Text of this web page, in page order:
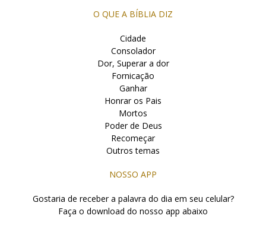
O QUE A BÍBLIA DIZ
Cidade
Consolador
Dor, Superar a dor
Fornicação
Ganhar
Honrar os Pais
Mortos
Poder de Deus
Recomeçar
Outros temas
NOSSO APP
Gostaria de receber a palavra do dia em seu celular?
Faça o download do nosso app abaixo